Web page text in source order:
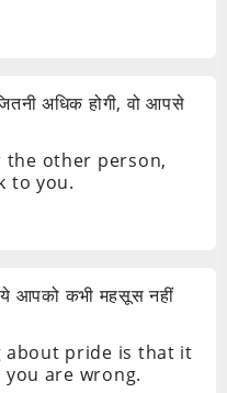
अधिक होगी, वो आपसे
the other person,
to you.
आपको कभी महसूस नहीं
pride is that it
are wrong.